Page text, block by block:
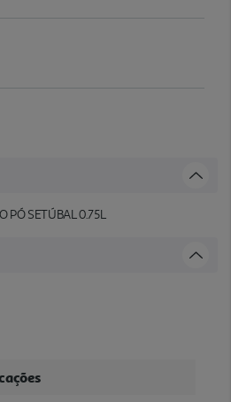
PÓ SETÚBAL 0.75L